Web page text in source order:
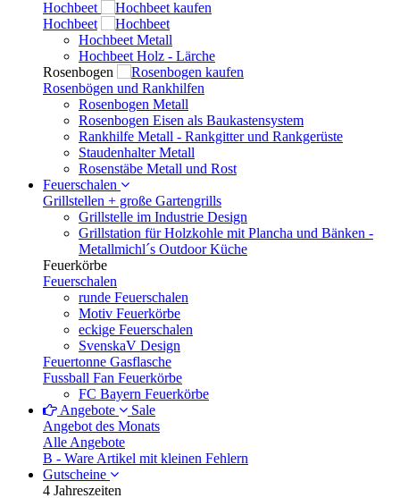
Hochbeet
Hochbeet
Hochbeet Metall
Hochbeet Holz - Lärche
Rosenbogen
Rosenbögen und Rankhilfen
Rosenbogen Metall
Rosenbogen Eisen als Baukastensystem
Rankhilfe Metall - Rankgitter und Rankgerüste
Staudenhalter Metall
Rosenstäbe Metall und Rost
Feuerschalen
Grillstellen + große Gartengrills
Grillstelle im Industrie Design
Grillstation für Holzkohle mit Plancha und Bänken -
Metallmichl´s Outdoor Küche
Feuerkörbe
Feuerschalen
runde Feuerschalen
Motiv Feuerkörbe
eckige Feuerschalen
SvenskaV Design
Feuertonne Gasflasche
Fussball Fan Feuerkörbe
FC Bayern Feuerkörbe
Angebote
Sale
Angebot des Monats
Alle Angebote
B - Ware Artikel mit kleinen Fehlern
Gutscheine
4 Jahreszeiten